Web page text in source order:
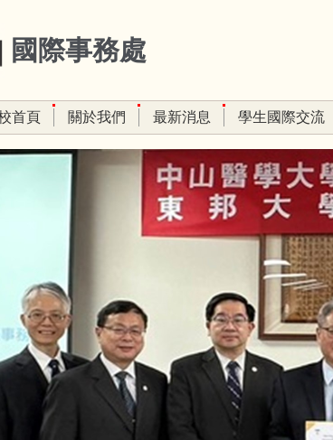
國際事務處
首頁 關於我們 最新消息 學生國際交流